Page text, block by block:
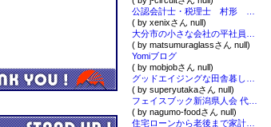
( by xenixさん null)
( by matsumuraglassさん null)
Yomiブログ
( by mobjobさん null)
( by superyutakaさん null)
( by nagumo-foodさん null)